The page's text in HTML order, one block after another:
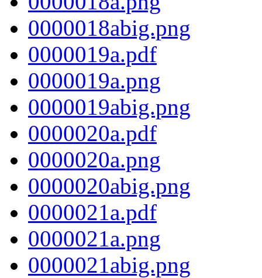
0000018abig.png
0000019a.pdf
0000019a.png
0000019abig.png
0000020a.pdf
0000020a.png
0000020abig.png
0000021a.pdf
0000021a.png
0000021abig.png